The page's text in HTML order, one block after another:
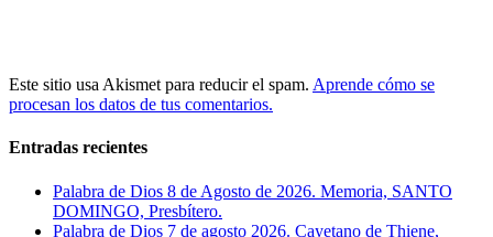
Este sitio usa Akismet para reducir el spam. Aprende cómo se
procesan los datos de tus comentarios.
Entradas recientes
Palabra de Dios 8 de Agosto de 2026. Memoria, SANTO
DOMINGO, Presbítero.
Palabra de Dios 7 de agosto 2026. Cayetano de Thiene,